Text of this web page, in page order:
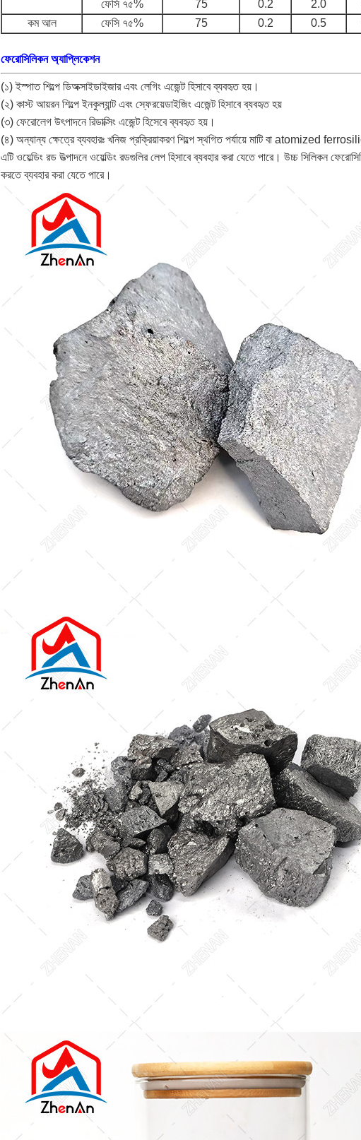
ফেসি ৭৫%
75 0.2 2.0
কম আল
ফেসি ৭৫% 75 0.2 0.5
ফেরোসিলিকন অ্যাপ্লিকেশন
(১) ইস্পাত শিল্পে ডিঅক্সাইডাইজার এবং লেগিং এজেন্ট হিসাবে ব্যবহৃত হয়।
(২) কাস্ট আয়রন শিল্পে ইনকুল্যান্ট এবং স্ফেরয়েডাইজিং এজেন্ট হিসাবে ব্যবহৃত হয়
(৩) ফেরোলেগ উৎপাদনে রিডাক্সিং এজেন্ট হিসেবে ব্যবহৃত হয়।
(৪) অন্যান্য ক্ষেত্রে ব্যবহারঃ খনিজ প্রক্রিয়াকরণ শিল্পে স্থগিত পর্যায়ে মাটি বা atomized
এটি ওয়েল্ডিং রড উত্পাদনে ওয়েল্ডিং রডগুলির লেপ হিসাবে ব্যবহার করা যেতে পারে। উচ্চ সিলিকন
করতে ব্যবহার করা যেতে পারে।